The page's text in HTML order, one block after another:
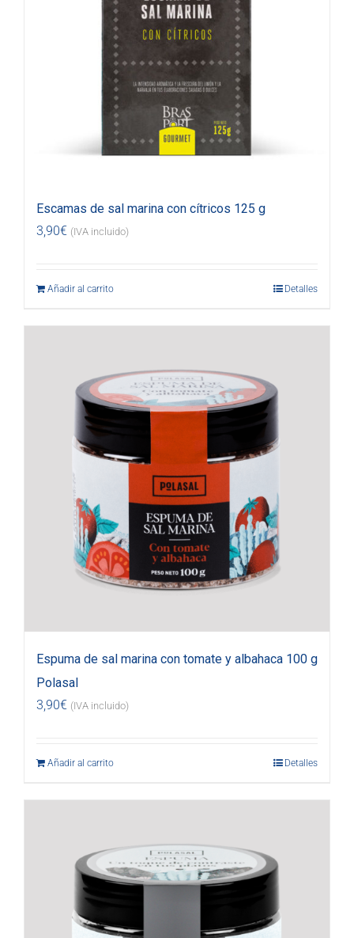
Escamas de sal marina con cítricos 125 g
3,90€ (IVA incluido)
Añadir al carrito Detalles
Espuma de sal marina con tomate y albahaca 100 g
Polasal
3,90€ (IVA incluido)
Añadir al carrito Detalles